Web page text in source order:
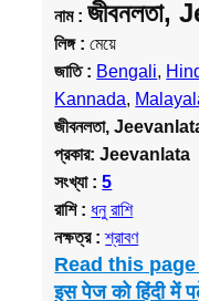
নাম :জীবনলতা,
লিঙ্গ :মেয়ে
জাতি : Bengali,
Kannada,
জীবনলতা,
প্রকার:Jeevanlata
সংখ্যা :5
রাশি : ধনু রাশি
নক্ষত্র :শ্রাবণ
Read this
इस पेज को हिंदी में